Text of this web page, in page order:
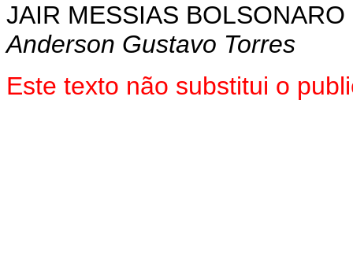
JAIR MESSIAS BOLSONARO
Anderson Gustavo Torres
Este texto não substitui o